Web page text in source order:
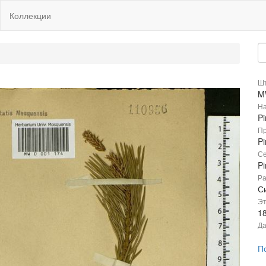
Коллекции